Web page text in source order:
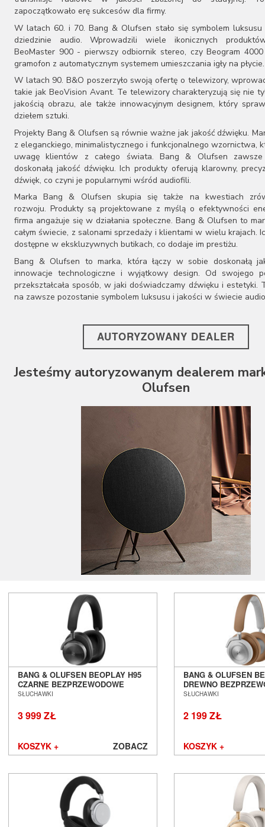
Sonos
Teac
Topping
Vincent
Woo Audio
ZMF
zapoczątkowało erę sukcesów dla firmy.
W latach 60. i 70. Bang & Olufsen stało się symbolem
dziedzinie audio. Wprowadzili wiele ikonicznych
BeoMaster 900 - pierwszy odbiornik stereo, czy Beogram
gramofon z automatycznym systemem umieszczania igły na płycie.
W latach 90. B&O poszerzyło swoją ofertę o telewizory,
takie jak BeoVision Avant. Te telewizory charakteryzują się nie
jakością obrazu, ale także innowacyjnym designem, który
dziełem sztuki.
Projekty Bang & Olufsen są równie ważne jak jakość dźwięku.
z eleganckiego, minimalistycznego i funkcjonalnego wzornictwa,
uwagę klientów z całego świata. Bang & Olufsen
doskonałą jakość dźwięku. Ich produkty oferują klarowny,
dźwięk, co czyni je popularnymi wśród audiofili.
Marka Bang & Olufsen skupia się także na kwestiach
rozwoju. Produkty są projektowane z myślą o efektywności
firma angażuje się w działania społeczne. Bang & Olufsen to
całym świecie, z salonami sprzedaży i klientami w wielu krajach.
dostępne w ekskluzywnych butikach, co dodaje im prestiżu.
Bang & Olufsen to marka, która łączy w sobie doskonałą
innowacje technologiczne i wyjątkowy design. Od swojego
przekształcała sposób, w jaki doświadczamy dźwięku i estetyki.
na zawsze pozostanie symbolem luksusu i jakości w świecie
AUTORYZOWANY DEALER
Jesteśmy autoryzowanym dealerem
Olufsen
BANG & OLUFSEN BEOPLAY H95
CZARNE BEZPRZEWODOWE
SŁUCHAWKI Z ANC SALON
SŁUCHAWKI
3 999 ZŁ
KOSZYK + ZOBACZ
BANG & OLUFSEN
DREWNO
SŁUCHAWKI Z ANC
SŁUCHAWKI
2 199 ZŁ
KOSZYK +